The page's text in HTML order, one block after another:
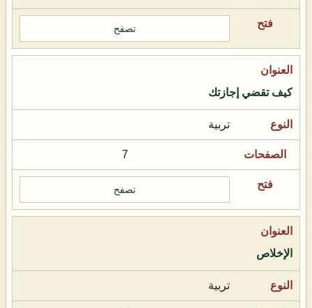
تصفح
كيف تقضي إجازتك
تربية
7
تصفح
الإخلاص
تربية